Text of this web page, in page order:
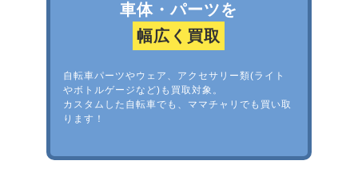
車体・パーツを
幅広く買取
自転車パーツやウェア、アクセサリー類(ライト
やボトルゲージなど)も買取対象。
カスタムした自転車でも、ママチャリでも買い取
ります！